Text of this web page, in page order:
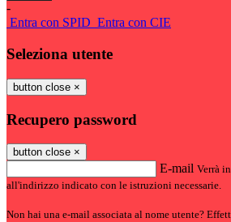
-
Entra con SPID Entra con CIE
Seleziona utente
button close ×
Recupero password
button close ×
E-mail Verrà
all'indirizzo indicato con le istruzioni necessarie.
Non hai una e-mail associata al nome utente?